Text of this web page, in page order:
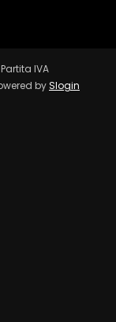
IVA
bySlogin